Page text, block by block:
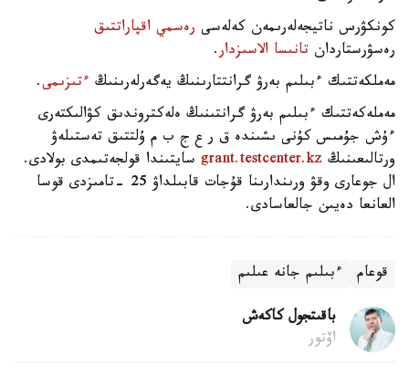
كونكۋرس ناتيجەلەرىمەن كەلەسى رەسمي اقپاراتتىق
رەسۋرستاردان تانىسا الاسىزدار.
مەملكەتتىك ءبىلىم بەرۋ گرانتتارىنىڭ يەگەرلەرىنىڭ ءتىزىمى.
مەملەكەتتىك ءبىلىم بەرۋ گرانتىنىڭ ەلەكتروندىق كۋالىكتەرى
ءۇش جۇمىس كۇنى ىشىندە ق ر ع ج ب م ۇلتتىق تەستىلەۋ
ورتالىعىنىڭ grant.testcenter.kz سايتىندا قولجەتىمدى بولادى.
ال جوعارى وقۋ ورىندارىنا قۇجات قابىلداۋ 25 -تامىزدى قوسا
العانعا دەيىن جالعاسادى.
قوعام ءبىلىم جانە عىلىم
باقىتجول كاكەش
اۆتور